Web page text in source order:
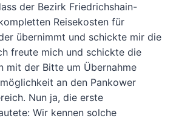
der Bezirk Friedrichshain-
Reisekosten für
übernimmt und schickte mir die
freute mich und schickte die
mit der Bitte um Übernahme
an den Pankower
Nun ja, die erste
Wir kennen solche